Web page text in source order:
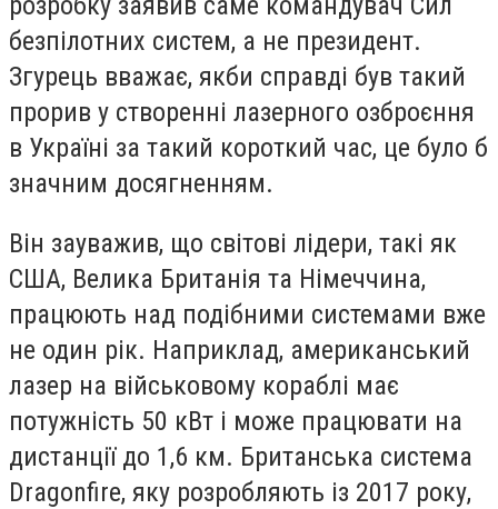
безпілотних систем, а не президент.
Згурець вважає, якби справді був такий
прорив у створенні лазерного озброєння
в Україні за такий короткий час, це було б
значним досягненням.
Він зауважив, що світові лідери, такі як
США, Велика Британія та Німеччина,
працюють над подібними системами вже
не один рік. Наприклад, американський
лазер на військовому кораблі має
потужність 50 кВт і може працювати на
дистанції до 1,6 км. Британська система
Dragonfire, яку розробляють із 2017 року,